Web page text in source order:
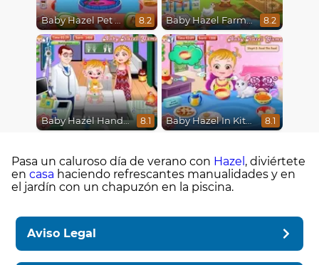
Baby Hazel Pet Doctor 8.2 Baby Hazel Farm Tour 8.2
Baby Hazel Hand Fracture 8.1 Baby Hazel In Kitchen 8.1
Pasa un caluroso día de verano con Hazel , diviértete
en casa haciendo refrescantes manualidades y en
el jardín con un chapuzón en la piscina.
Aviso Legal